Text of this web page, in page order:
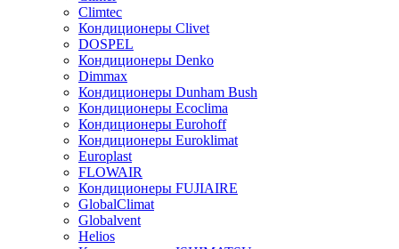
Climtec
Кондиционеры Clivet
DOSPEL
Кондиционеры Denko
Dimmax
Кондиционеры Dunham Bush
Кондиционеры Ecoclima
Кондиционеры Eurohoff
Кондиционеры Euroklimat
Europlast
FLOWAIR
Кондиционеры FUJIAIRE
GlobalClimat
Globalvent
Helios